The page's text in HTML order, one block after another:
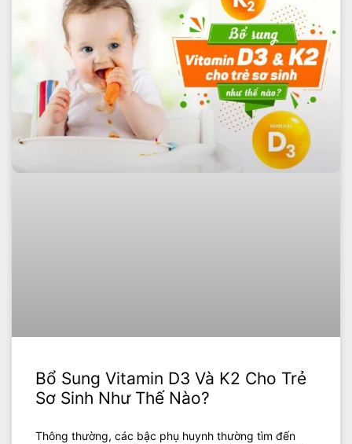
Bổ Sung Vitamin D3 Và K2 Cho Trẻ
Sơ Sinh Như Thế Nào?
Thông thường, các bậc phụ huynh thường tìm đến